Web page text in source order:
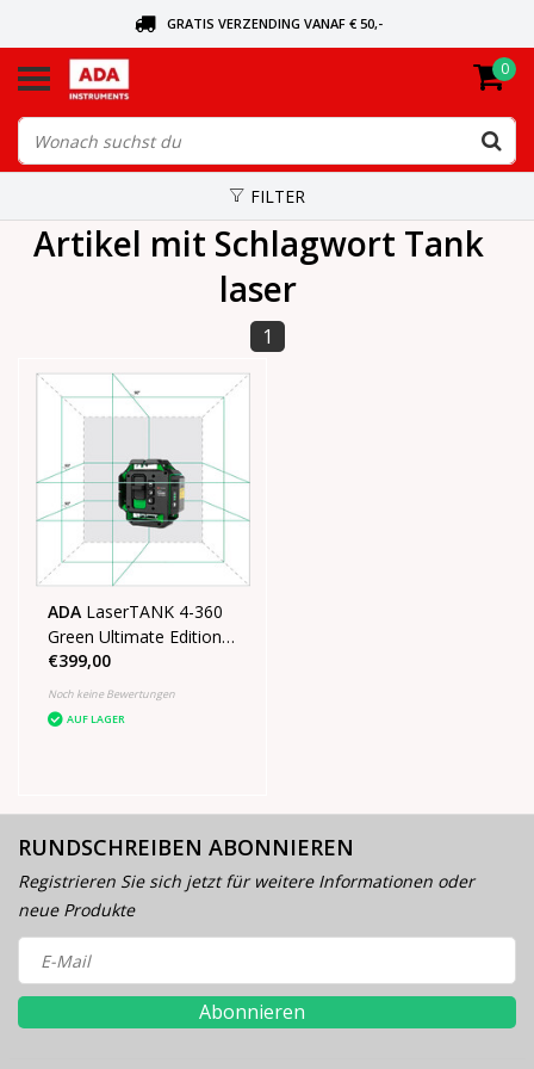
GRATIS VERZENDING VANAF € 50,-
VANDAAG BESTELD, VANDAAG VERZONDEN
0
FILTER
Artikel mit Schlagwort Tank
laser
1
ADA LaserTANK 4-360
Green Ultimate Edition
4D-Laser im Koffer mit
Stativ
€399,00
Noch keine Bewertungen
AUF LAGER
RUNDSCHREIBEN ABONNIEREN
Registrieren Sie sich jetzt für weitere Informationen oder
neue Produkte
Abonnieren